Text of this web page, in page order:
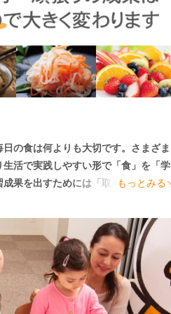
の食は何よりも大切です。さまざま
活で実践しやすい形で「食」を「学
果を出すためには「取り組み」だけ
「子育て全般」を多方面から七田式
情報があれば、子育てに関する迷い
供たちに豊かな学びと家族が幸せで
つけることができます。
もっとみる